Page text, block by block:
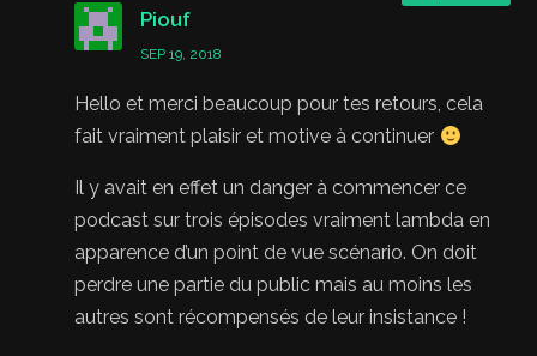
Piouf
SEP 19, 2018
Hello et merci beaucoup pour tes retours, cela
fait vraiment plaisir et motive à continuer
Il y avait en effet un danger à commencer ce
podcast sur trois épisodes vraiment lambda en
apparence d’un point de vue scénario. On doit
perdre une partie du public mais au moins les
autres sont récompensés de leur insistance !